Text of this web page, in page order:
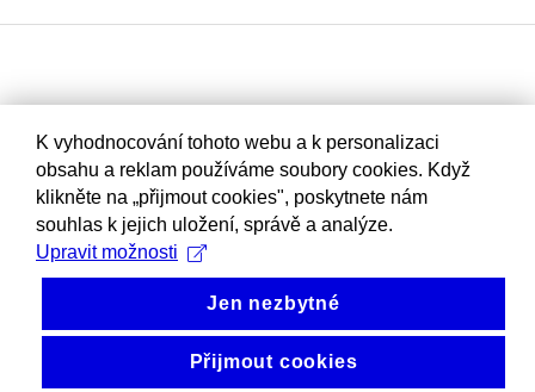
K vyhodnocování tohoto webu a k personalizaci
obsahu a reklam používáme soubory cookies. Když
klikněte na „přijmout cookies", poskytnete nám
souhlas k jejich uložení, správě a analýze.
Upravit možnosti
Jen nezbytné
Přijmout cookies